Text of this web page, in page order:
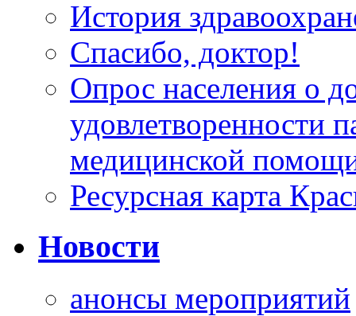
История
Спасибо, доктор!
Опрос населения о
удовлетворенности
медицинской
Ресурсная карта
Новости
анонсы мероприятий